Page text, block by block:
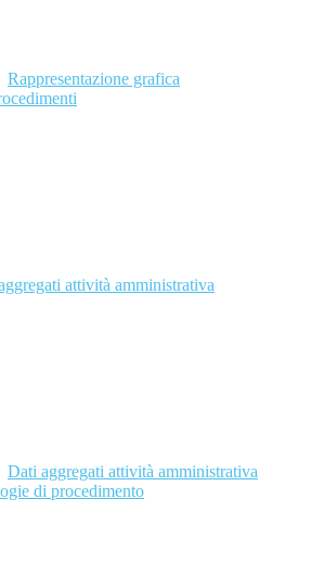
Rappresentazione grafica
attività amministrativa
Dati aggregati attività amministrativa
di procedimento